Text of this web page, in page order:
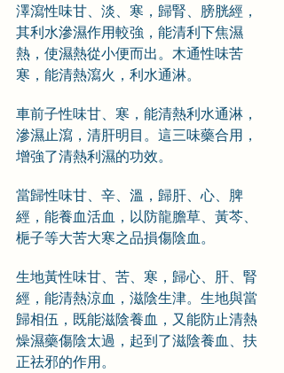
澤瀉性味甘、淡、寒，歸腎、膀胱經，
其利水滲濕作用較強，能清利下焦濕
熱，使濕熱從小便而出。木通性味苦
寒，能清熱瀉火，利水通淋。
車前子性味甘、寒，能清熱利水通淋，
滲濕止瀉，清肝明目。這三味藥合用，
增強了清熱利濕的功效。
當歸性味甘、辛、溫，歸肝、心、脾
經，能養血活血，以防龍膽草、黃芩、
梔子等大苦大寒之品損傷陰血。
生地黃性味甘、苦、寒，歸心、肝、腎
經，能清熱涼血，滋陰生津。生地與當
歸相伍，既能滋陰養血，又能防止清熱
燥濕藥傷陰太過，起到了滋陰養血、扶
正祛邪的作用。